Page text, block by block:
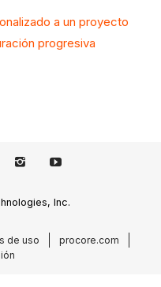
a un proyecto
progresiva
Inc.
de uso
procore.com